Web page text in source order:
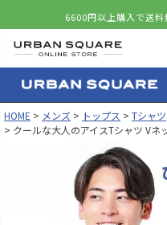
6600円以上購入で送料
HOME メンズ トップス Tシャツ
クールな大人のアイスTシャツ Vネ